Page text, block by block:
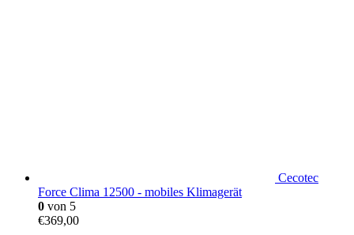
Cecotec
Force Clima 12500 - mobiles Klimagerät
0 von 5
€369,00